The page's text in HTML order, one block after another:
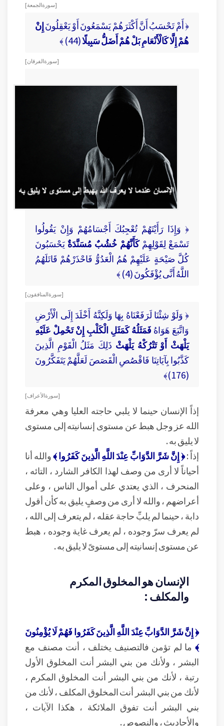
[ سورة الجمعة ]
﴿ أَمْ تَحْسَبُ أَنَّ أَكْثَرَهُمْ يَسْمَعُونَ أَوْ يَعْقِلُونَإِنْ
هُمْ إِلَّا كَالْأَنْعَامِ بَلْ هُمْ أَضَلُّ سَبِيلًا(44) ﴾
[ سورة الفرقان ]
﴿ وَإِذَا رَأَيْتَهُمْ تُعْجِبُكَ أَجْسَامُهُمْ وَإِنْ يَقُولُوا
تَسْمَعْ لِقَوْلِهِمْكَأَنَّهُمْ خُشُبٌ مُسَنَّدَةٌ يَحْسَبُونَ
كُلَّ صَيْحَةٍ عَلَيْهِمْ هُمُ الْعَدُوُّ فَاحْذَرْهُمْ قَاتَلَهُمُ
اللَّهُ أَنَّى يُؤْفَكُونَ (4) ﴾
[ سورة المنافقون ]
﴿ وَلَوْ شِئْنَا لَرَفَعْنَاهُ بِهَا وَلَكِنَّهُ أَخْلَدَ إِلَى الْأَرْضِ
وَاتَّبَعَ هَوَاهُ فَمَثَلُهُ كَمَثَلِ الْكَلْبِ إِنْ تَحْمِلْ عَلَيْهِ
يَلْهَثْ أَوْ تَتْرُكْهُ يَلْهَثْ ذَلِكَ مَثَلُ الْقَوْمِ الَّذِينَ
كَذَّبُوا بِآيَاتِنَا فَاقْصُصِ الْقَصَصَ لَعَلَّهُمْ يَتَفَكَّرُونَ
(176)﴾
[ سورة الأعراف ]
إذاً الإنسان حينما لا يلبي حاجته العليا وهي معرفة
الله عز وجل هبط عن مستوى إنسانيته إلى مستوى
لا يليق به .
إذاً :﴿ إِنَّ شَرَّ الدَّوَابِّ عِنْدَ اللَّهِ الَّذِينَ كَفَرُوا ﴾والله أنا
أحياناً لا أرى من وصف لهذا الكافر الشارد ، التائه ،
المنحرف ، الذي يعتدي على أموال الناس ، وعلى
أعراضهم ، والله لا أرى من وصفٍ يليق به كأن أقول
دابة ، حينما لم يلبِّ حاجة عقله ، لم يتعرف إلى الله ،
لم يعرف سرّ وجوده ، لم يعرف غاية وجوده ، هبط
عن مستوى إنسانيته إلى مستوىً لا يليق به .
الإنسان هو المخلوق المكرم
والمكلف :
﴿ إِنَّ شَرَّ الدَّوَابِّ عِنْدَ اللَّهِ الَّذِينَ كَفَرُوا فَهُمْ لَا يُؤْمِنُونَ
﴾ ما لم تؤمن فالتصنيف يختلف ، أنت مصنف مع
البشر ، ولأنك من بني البشر أنت المخلوق الأول
رتبة ، لأنك من بني البشر أنت المخلوق المكرم ،
لأنك من بني البشر أنت المخلوق المكلف ، لأنك من
بني البشر أنت تفوق الملائكة ، هكذا الآيات ،
والأحاديث ، والنصوص .